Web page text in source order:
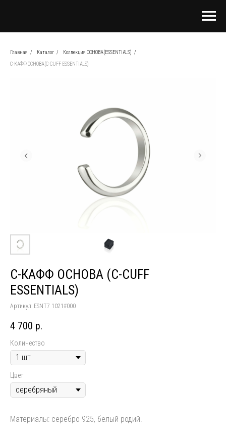
Главная / Каталог / Коллекция ОСНОВА (ESSENTIALS) /
С-КАФФ ОСНОВА (C-CUFF ESSENTIALS)
С-КАФФ ОСНОВА (C-CUFF
ESSENTIALS)
Артикул: ESNT7 1021#000
4 700 р.
Количество
Цвет
Материалы: серебро 925, белый родий.